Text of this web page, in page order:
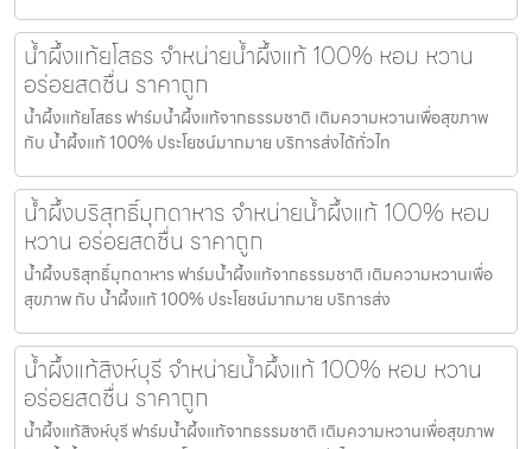
น้ำผึ้งแท้ยโสธร จำหน่ายน้ำผึ้งแท้ 100% หอม หวาน
อร่อยสดชื่น ราคาถูก
น้ำผึ้งแท้ยโสธร ฟาร์มน้ำผึ้งแท้จากธรรมชาติ เติมความหวานเพื่อสุขภาพ
กับ น้ำผึ้งแท้ 100% ประโยชน์มากมาย บริการส่งได้ทั่วไท
น้ำผึ้งบริสุทธิ์มุกดาหาร จำหน่ายน้ำผึ้งแท้ 100% หอม
หวาน อร่อยสดชื่น ราคาถูก
น้ำผึ้งบริสุทธิ์มุกดาหาร ฟาร์มน้ำผึ้งแท้จากธรรมชาติ เติมความหวานเพื่อ
สุขภาพ กับ น้ำผึ้งแท้ 100% ประโยชน์มากมาย บริการส่ง
น้ำผึ้งแท้สิงห์บุรี จำหน่ายน้ำผึ้งแท้ 100% หอม หวาน
อร่อยสดชื่น ราคาถูก
น้ำผึ้งแท้สิงห์บุรี ฟาร์มน้ำผึ้งแท้จากธรรมชาติ เติมความหวานเพื่อสุขภาพ